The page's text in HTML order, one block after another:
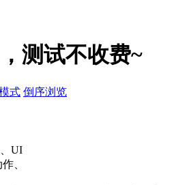
测试不收费~
式 倒序浏览
UI
、